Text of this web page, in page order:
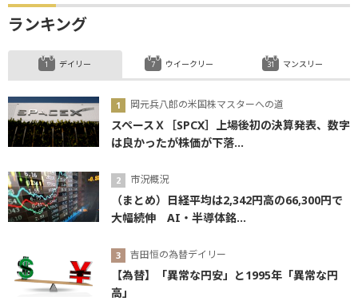
ランキング
デイリー
岡元兵八郎の米国株マスターへの道
スペースＸ［SPCX］上場後初の決算発表、数字
は良かったが株価が下落...
市況概況
（まとめ）日経平均は2,342円高の66,300円で
大幅続伸 AI・半導体銘...
吉田恒の為替デイリー
【為替】「異常な円安」と1995年「異常な円
高」
ウイークリー マンスリー